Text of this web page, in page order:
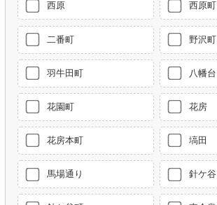
西原 西原町
二番町 野沢町
羽牛田町 八幡台
花園町 花房
花房本町 塙田
馬場通り 針ケ谷